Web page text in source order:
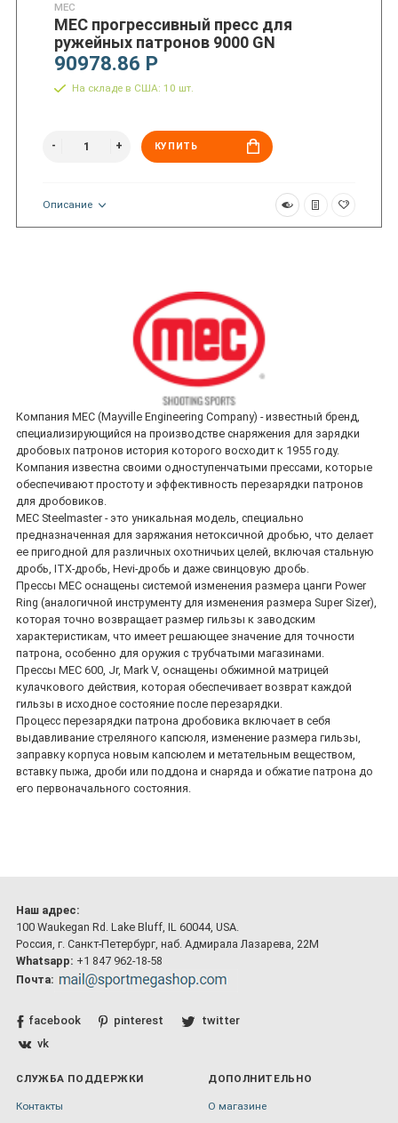
MEC
MEC прогрессивный пресс для
ружейных патронов 9000 GN
90978.86 Р
На складе в США: 10 шт.
КУПИТЬ
Описание
Компания MEC (Mayville Engineering Company) - известный бренд,
специализирующийся на производстве снаряжения для зарядки
дробовых патронов история которого восходит к 1955 году.
Компания известна своими одноступенчатыми прессами, которые
обеспечивают простоту и эффективность перезарядки патронов
для дробовиков.
MEC Steelmaster - это уникальная модель, специально
предназначенная для заряжания нетоксичной дробью, что делает
ее пригодной для различных охотничьих целей, включая стальную
дробь, ITX-дробь, Hevi-дробь и даже свинцовую дробь.
Прессы MEC оснащены системой изменения размера цанги Power
Ring (аналогичной инструменту для изменения размера Super Sizer),
которая точно возвращает размер гильзы к заводским
характеристикам, что имеет решающее значение для точности
патрона, особенно для оружия с трубчатыми магазинами.
Прессы MEC 600, Jr, Mark V, оснащены обжимной матрицей
кулачкового действия, которая обеспечивает возврат каждой
гильзы в исходное состояние после перезарядки.
Процесс перезарядки патрона дробовика включает в себя
выдавливание стреляного капсюля, изменение размера гильзы,
заправку корпуса новым капсюлем и метательным веществом,
вставку пыжа, дроби или поддона и снаряда и обжатие патрона до
его первоначального состояния.
Наш адрес:
100 Waukegan Rd. Lake Bluff, IL 60044, USA.
Россия, г. Санкт-Петербург, наб. Адмирала Лазарева, 22М
Whatsapp: +1 847 962-18-58
Почта:
facebook pinterest
twitter
vk
СЛУЖБА ПОДДЕРЖКИ
Контакты
ДОПОЛНИТЕЛЬНО
О магазине